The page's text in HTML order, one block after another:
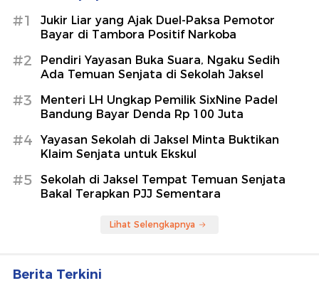
#1
Jukir Liar yang Ajak Duel-Paksa Pemotor
Bayar di Tambora Positif Narkoba
#2
Pendiri Yayasan Buka Suara, Ngaku Sedih
Ada Temuan Senjata di Sekolah Jaksel
#3
Menteri LH Ungkap Pemilik SixNine Padel
Bandung Bayar Denda Rp 100 Juta
#4
Yayasan Sekolah di Jaksel Minta Buktikan
Klaim Senjata untuk Ekskul
#5
Sekolah di Jaksel Tempat Temuan Senjata
Bakal Terapkan PJJ Sementara
Lihat Selengkapnya
Berita Terkini